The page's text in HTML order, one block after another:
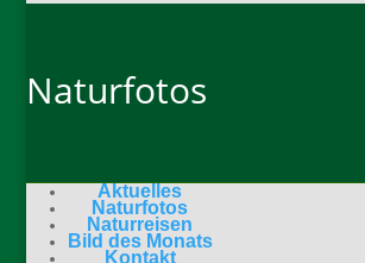
Naturfotos
Aktuelles
Naturfotos
Naturreisen
Bild des Monats
Kontakt